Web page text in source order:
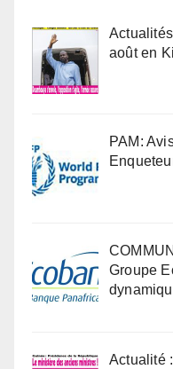
août en
PAM:
Groupe
Actualité